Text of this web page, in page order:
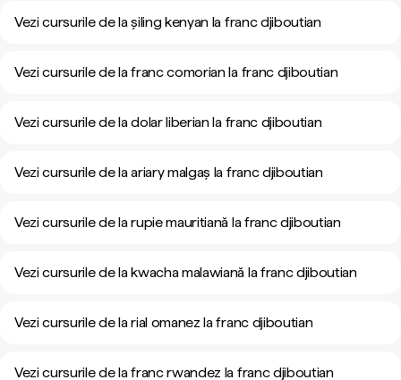
Vezi cursurile de la șiling kenyan la franc djiboutian
Vezi cursurile de la franc comorian la franc djiboutian
Vezi cursurile de la dolar liberian la franc djiboutian
Vezi cursurile de la ariary malgaș la franc djiboutian
Vezi cursurile de la rupie mauritiană la franc djiboutian
Vezi cursurile de la kwacha malawiană la franc djiboutian
Vezi cursurile de la rial omanez la franc djiboutian
Vezi cursurile de la franc rwandez la franc djiboutian